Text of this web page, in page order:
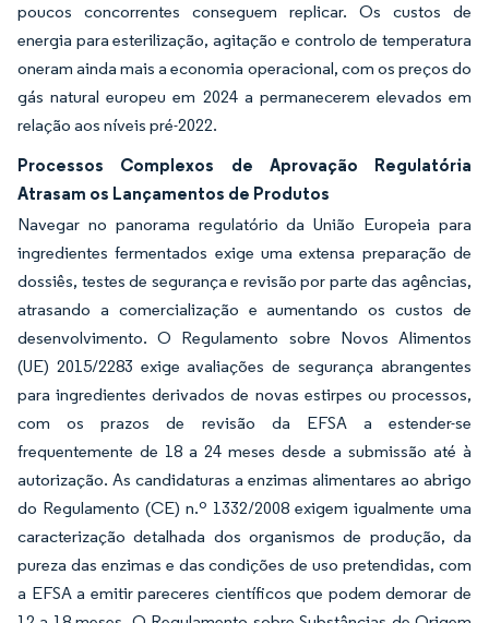
poucos concorrentes conseguem replicar. Os custos de
energia para esterilização, agitação e controlo de temperatura
oneram ainda mais a economia operacional, com os preços do
gás natural europeu em 2024 a permanecerem elevados em
relação aos níveis pré-2022.
Processos Complexos de Aprovação Regulatória
Atrasam os Lançamentos de Produtos
Navegar no panorama regulatório da União Europeia para
ingredientes fermentados exige uma extensa preparação de
dossiês, testes de segurança e revisão por parte das agências,
atrasando a comercialização e aumentando os custos de
desenvolvimento. O Regulamento sobre Novos Alimentos
(UE) 2015/2283 exige avaliações de segurança abrangentes
para ingredientes derivados de novas estirpes ou processos,
com os prazos de revisão da EFSA a estender-se
frequentemente de 18 a 24 meses desde a submissão até à
autorização. As candidaturas a enzimas alimentares ao abrigo
do Regulamento (CE) n.º 1332/2008 exigem igualmente uma
caracterização detalhada dos organismos de produção, da
pureza das enzimas e das condições de uso pretendidas, com
a EFSA a emitir pareceres científicos que podem demorar de